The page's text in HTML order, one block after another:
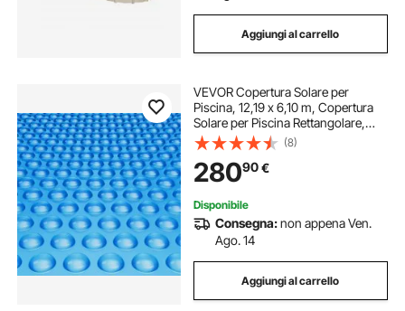
Aggiungi al carrello
VEVOR Copertura Solare per
Piscina, 12,19 x 6,10 m, Copertura
Solare per Piscina Rettangolare,
Spessore 0,4 mm, Protezione per
Piscina per Piscina Interrata Fuori
Terra, per Riscaldamento Acqua,
Blu
(8)
28090€
Disponibile
Consegna:non appena Ven.
Ago. 14
Aggiungi al carrello